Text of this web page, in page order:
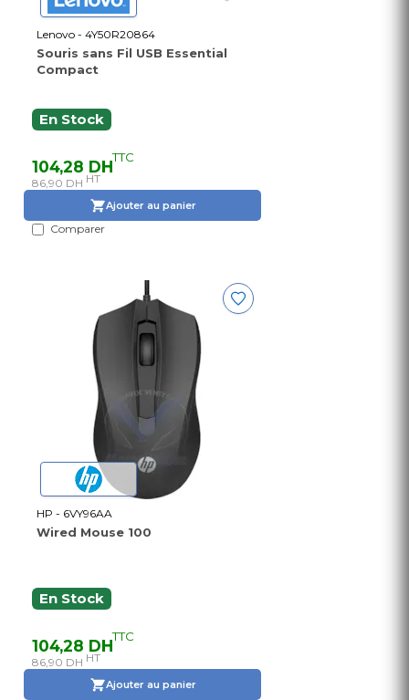
Lenovo - 4Y50R20864
Souris sans Fil USB Essential
Compact
En Stock
104,28 DHTTC
86,90 DH HT
Ajouter au panier
Comparer
HP - 6VY96AA
Wired Mouse 100
En Stock
104,28 DHTTC
86,90 DH HT
Ajouter au panier